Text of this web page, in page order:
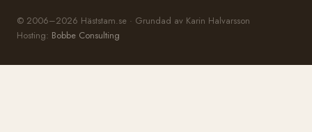
© 2006–2026 Häststam.se · Grundad av Karin Halvarsson
Hosting: Bobbe Consulting